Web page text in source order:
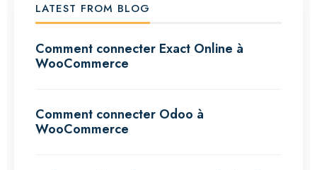
LATEST FROM BLOG
Comment connecter Exact Online à
WooCommerce
Comment connecter Odoo à
WooCommerce